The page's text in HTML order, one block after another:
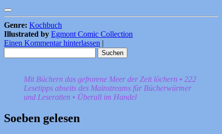
Genre: Kochbuch
Illustrated by Egmont Comic Collection
Einen Kommentar hinterlassen |
nach:
Mit Büchern das gefrorene Meer der Zeit löchern • 222
Lesetipps abseits des Mainstreams für Bücherwürmer
und Leseratten • Überall im Handel
Soeben gelesen